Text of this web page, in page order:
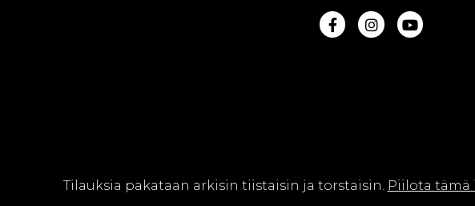
Tilauksia pakataan arkisin tiistaisin ja torstaisin. Piilota tämä
© Jujuna Oy || Web design bySivutaikuri Oy